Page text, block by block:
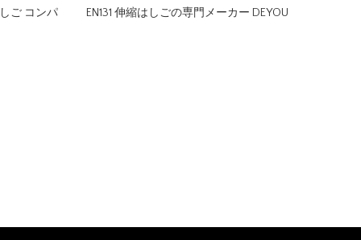
ご コンパ EN131 伸縮はしごの専門メーカー DEYOU